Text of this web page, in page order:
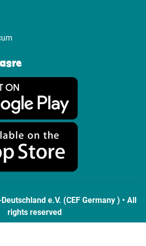
e.V. (CEF Germany ) • All
rights reserved